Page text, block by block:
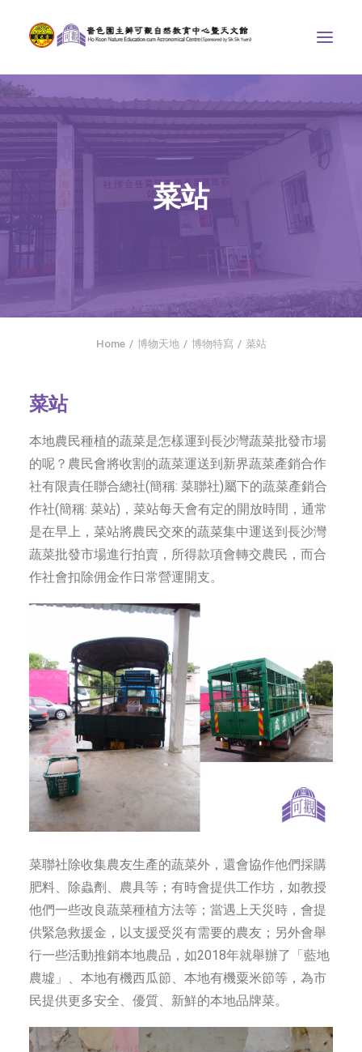
中心介紹
學界課程
博物天地
比賽/專題計劃
字型大小
菜站
Home 博物天地 博物特寫 菜站
菜站
本地農民種植的蔬菜是怎樣運到長沙灣蔬菜批發市場
的呢？農民會將收割的蔬菜運送到新界蔬菜產銷合作
社有限責任聯合總社(簡稱: 菜聯社)屬下的蔬菜產銷合
作社(簡稱: 菜站)，菜站每天會有定的開放時間，通常
是在早上，菜站將農民交來的蔬菜集中運送到長沙灣
蔬菜批發市場進行拍賣，所得款項會轉交農民，而合
作社會扣除佣金作日常營運開支。
菜聯社除收集農友生產的蔬菜外，還會協作他們採購
肥料、除蟲劑、農具等；有時會提供工作坊，如教授
他們一些改良蔬菜種植方法等；當遇上天災時，會提
供緊急救援金，以支援受災有需要的農友；另外會舉
行一些活動推銷本地農品，如2018年就舉辦了「藍地
農墟」、本地有機西瓜節、本地有機粟米節等，為市
民提供更多安全、優質、新鮮的本地品牌菜。